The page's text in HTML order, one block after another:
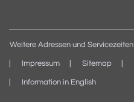
Weitere Adressen und Servicezeiten
Impressum Sitemap
Information in English